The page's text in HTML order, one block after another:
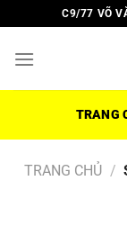
đến
nội
C9/77 VÕ
TRANG
TRANG CHỦ /